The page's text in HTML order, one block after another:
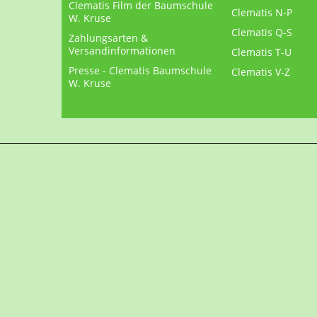
Clematis Film der Baumschule
W. Kruse
Zahlungsarten &
Versandinformationen
Presse - Clematis Baumschule
W. Kruse
Clematis N-P
Clematis Q-S
Clematis T-U
Clematis V-Z